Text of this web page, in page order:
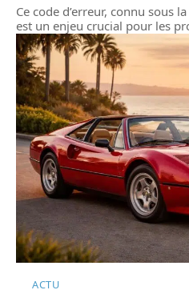
Ce code d’erreur, connu sous
est un enjeu crucial pour les
ACTU